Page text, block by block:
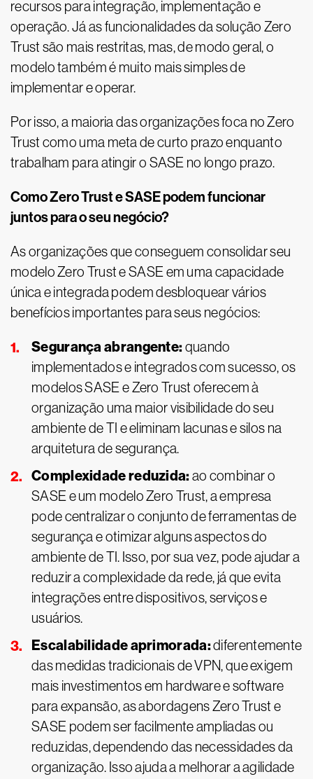
recursos para integração, implementação e
operação. Já as funcionalidades da solução Zero
Trust são mais restritas, mas, de modo geral, o
modelo também é muito mais simples de
implementar e operar.
Por isso, a maioria das organizações foca no Zero
Trust como uma meta de curto prazo enquanto
trabalham para atingir o SASE no longo prazo.
Como Zero Trust e SASE podem funcionar
juntos para o seu negócio?
As organizações que conseguem consolidar seu
modelo Zero Trust e SASE em uma capacidade
única e integrada podem desbloquear vários
benefícios importantes para seus negócios:
Segurança abrangente:quando
implementados e integrados com sucesso, os
modelos SASE e Zero Trust oferecem à
organização uma maior visibilidade do seu
ambiente de TI e eliminam lacunas e silos na
arquitetura de segurança.
Complexidade reduzida:ao combinar o
SASE e um modelo Zero Trust, a empresa
pode centralizar o conjunto de ferramentas de
segurança e otimizar alguns aspectos do
ambiente de TI. Isso, por sua vez, pode ajudar a
reduzir a complexidade da rede, já que evita
integrações entre dispositivos, serviços e
usuários.
Escalabilidade aprimorada:diferentemente
das medidas tradicionais de VPN, que exigem
mais investimentos em hardware e software
para expansão, as abordagens Zero Trust e
SASE podem ser facilmente ampliadas ou
reduzidas, dependendo das necessidades da
organização. Isso ajuda a melhorar a agilidade